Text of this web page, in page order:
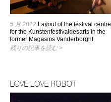
5 月 2012 Layout of the festival centre
for the Kunstenfestivaldesarts in the
former Magasins Vanderborght
残りの記事を読む >
LOVE LOVE ROBOT